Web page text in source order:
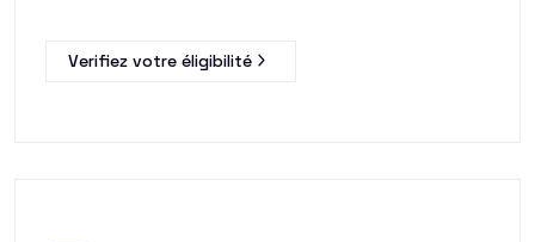
Verifiez votre éligibilité